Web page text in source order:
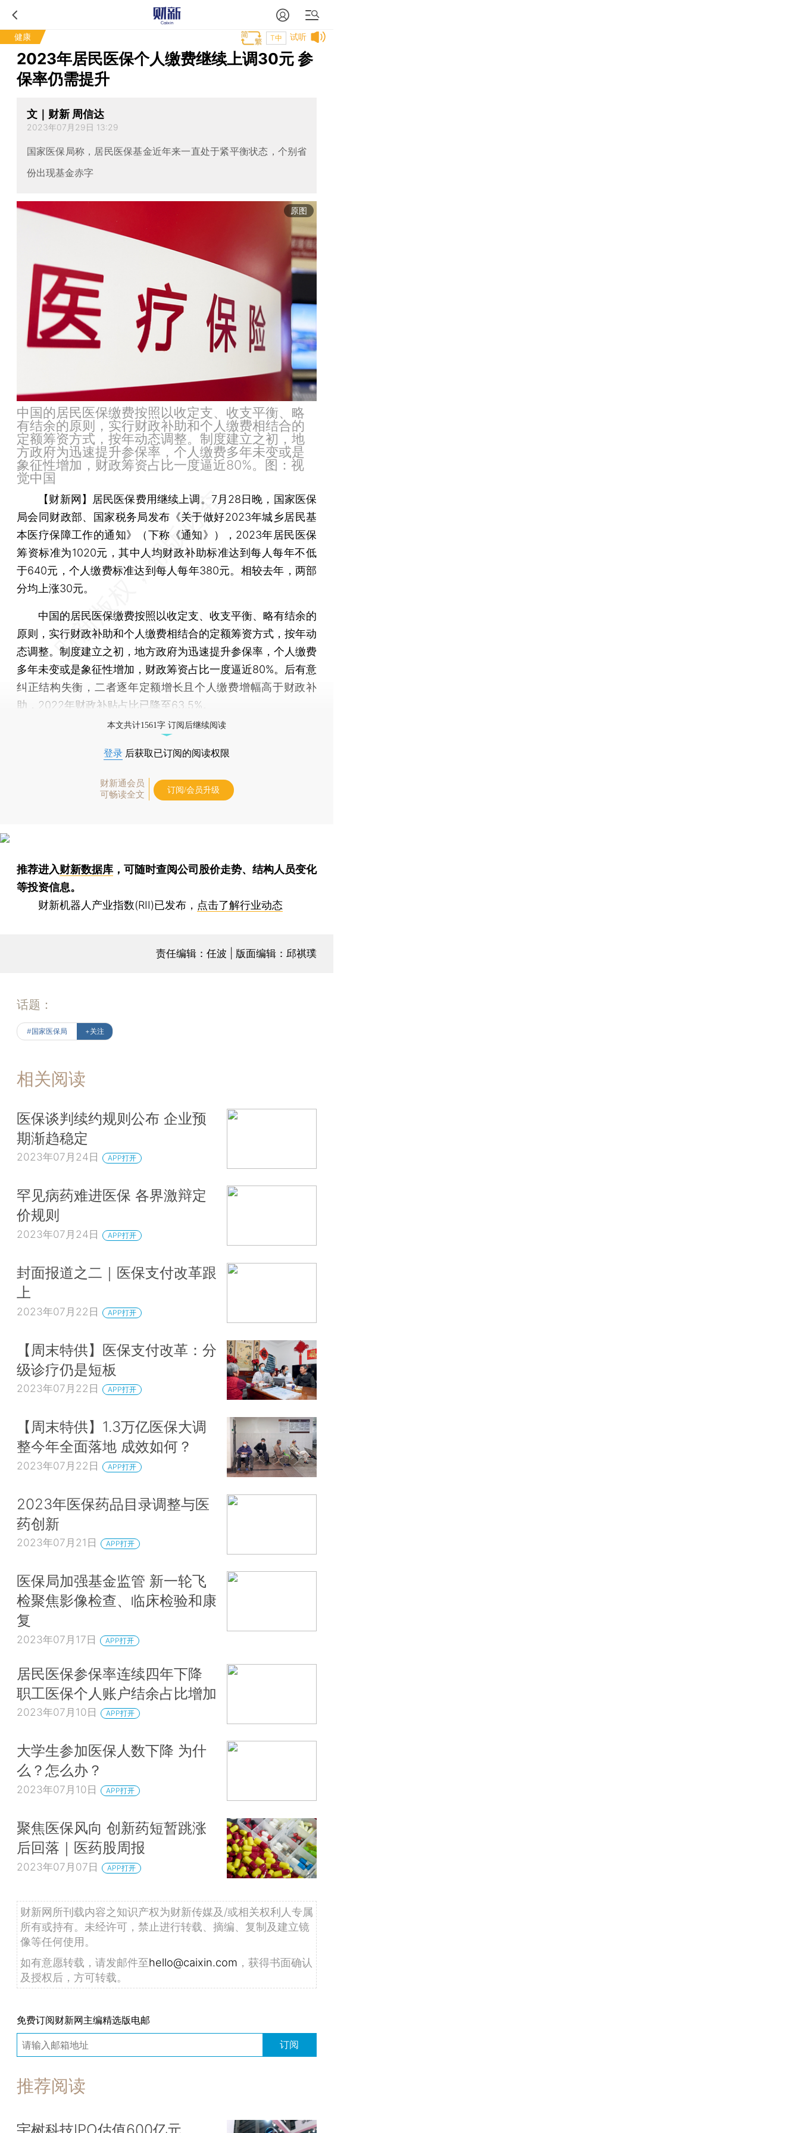
健康 试听
T中
2023年居民医保个人缴费继续上调30元 参
保率仍需提升
文｜财新 周信达
2023年07月29日 13:29
国家医保局称，居民医保基金近年来一直处于紧平衡状态，个别省
份出现基金赤字
原图
中国的居民医保缴费按照以收定支、收支平衡、略
有结余的原则，实行财政补助和个人缴费相结合的
定额筹资方式，按年动态调整。制度建立之初，地
方政府为迅速提升参保率，个人缴费多年未变或是
象征性增加，财政筹资占比一度逼近80%。图：视
觉中国
【财新网】 居民医保费用继续上调。7月28日晚，国家医保
局会同财政部、国家税务局发布《关于做好2023年城乡居民基
本医疗保障工作的通知》（下称《通知》），2023年居民医保
筹资标准为1020元，其中人均财政补助标准达到每人每年不低
于640元，个人缴费标准达到每人每年380元。相较去年，两部
分均上涨30元。
中国的居民医保缴费按照以收定支、收支平衡、略有结余的
原则，实行财政补助和个人缴费相结合的定额筹资方式，按年动
态调整。制度建立之初，地方政府为迅速提升参保率，个人缴费
多年未变或是象征性增加，财政筹资占比一度逼近80%。后有意
纠正结构失衡，二者逐年定额增长且个人缴费增幅高于财政补
助，2022年财政补贴占比已降至63.5%。
本文共计1561字 订阅后继续阅读
登录 后获取已订阅的阅读权限
财新通会员
可畅读全文
订阅/会员升级
推荐进入财新数据库 ，可随时查阅公司股价走势、结构人员变化
等投资信息。
财新机器人产业指数(RII)已发布， 点击了解行业动态
责任编辑：任波 | 版面编辑：邱祺璞
话题：
#国家医保局 +关注
相关阅读
医保谈判续约规则公布 企业预
期渐趋稳定
2023年07月24日 APP打开
罕见病药难进医保 各界激辩定
价规则
2023年07月24日 APP打开
封面报道之二｜医保支付改革跟
上
2023年07月22日 APP打开
【周末特供】医保支付改革：分
级诊疗仍是短板
2023年07月22日 APP打开
【周末特供】1.3万亿医保大调
整今年全面落地 成效如何？
2023年07月22日 APP打开
2023年医保药品目录调整与医
药创新
2023年07月21日 APP打开
医保局加强基金监管 新一轮飞
检聚焦影像检查、临床检验和康
复
2023年07月17日 APP打开
居民医保参保率连续四年下降
职工医保个人账户结余占比增加
2023年07月10日 APP打开
大学生参加医保人数下降 为什
么？怎么办？
2023年07月10日 APP打开
聚焦医保风向 创新药短暂跳涨
后回落｜医药股周报
2023年07月07日 APP打开
财新网所刊载内容之知识产权为财新传媒及/或相关权利人专属
所有或持有。未经许可，禁止进行转载、摘编、复制及建立镜
像等任何使用。
如有意愿转载，请发邮件至hello@caixin.com ，获得书面确认
及授权后，方可转载。
免费订阅财新网主编精选版电邮
订阅
推荐阅读
宇树科技IPO估值600亿元